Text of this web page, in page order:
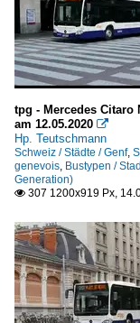
tpg - Mercedes Citaro
am 12.05.2020 
Hp. Teutschmann
Schweiz / Städte / Genf,
genevois, Bustypen /
Generation)
 307 1200x919 Px,